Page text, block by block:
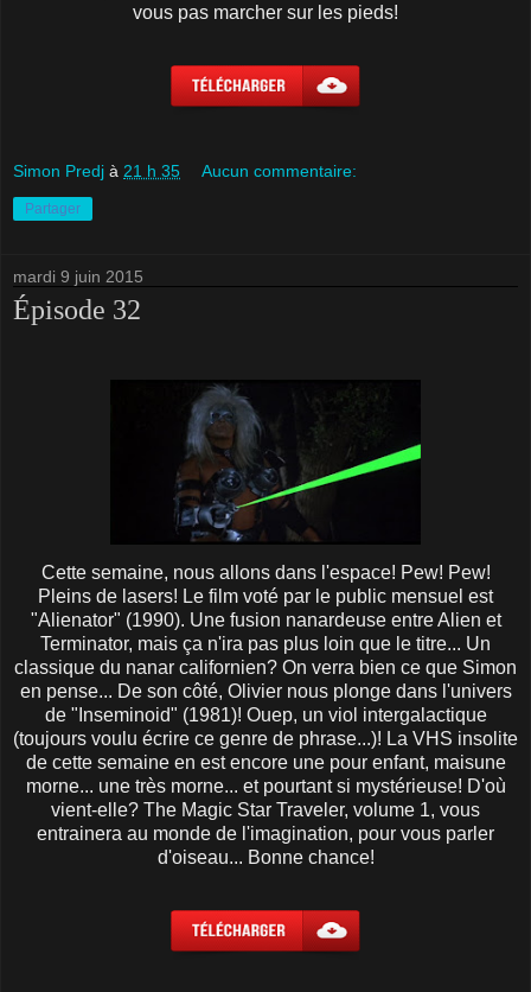
vous pas marcher sur les pieds!
Simon Predj à 21 h 35 Aucun commentaire:
Partager
mardi 9 juin 2015
Épisode 32
Cette semaine, nous allons dans l'espace! Pew! Pew!
Pleins de lasers! Le film voté par le public mensuel est
"Alienator" (1990). Une fusion nanardeuse entre Alien et
Terminator, mais ça n'ira pas plus loin que le titre... Un
classique du nanar californien? On verra bien ce que Simon
en pense... De son côté, Olivier nous plonge dans l'univers
de "Inseminoid" (1981)! Ouep, un viol intergalactique
(toujours voulu écrire ce genre de phrase...)! La VHS insolite
de cette semaine en est encore une pour enfant, maisune
morne... une très morne... et pourtant si mystérieuse! D'où
vient-elle? The Magic Star Traveler, volume 1, vous
entrainera au monde de l'imagination, pour vous parler
d'oiseau... Bonne chance!